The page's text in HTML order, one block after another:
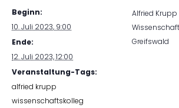
Beginn:
10. Juli 2023, 9:00
Ende:
12. Juli 2023, 12:00
Veranstaltung-Tags:
alfried krupp
wissenschaftskolleg
Alfried Krupp
Greifswald